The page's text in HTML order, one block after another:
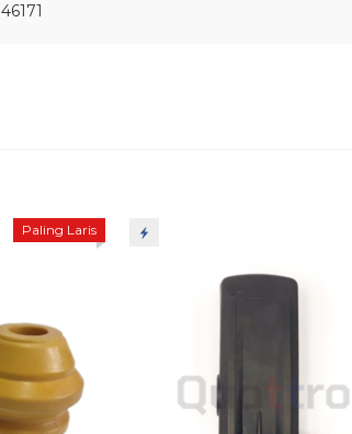
Paling Laris